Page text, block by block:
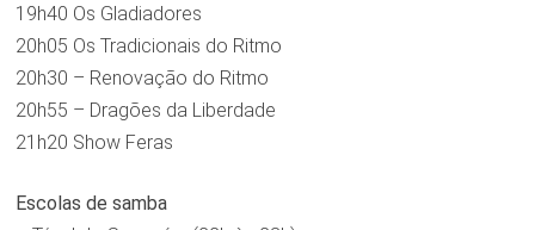
19h40 Os Gladiadores
20h05 Os Tradicionais do Ritmo
20h30 – Renovação do Ritmo
20h55 – Dragões da Liberdade
21h20 Show Feras
Escolas de samba